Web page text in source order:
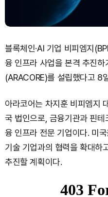
블록체인·AI 기업 비피엠지
융 인프라 사업을 본격 추진
(ARACORE)를 설립했다고 8
아라코어는 차지훈 비피엠지
국 법인으로, 금융기관과 핀테
융 인프라 전문 기업이다. 미
기술 기업과의 협력을 확대하
추진할 계획이다.